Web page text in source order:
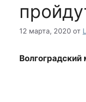
12 марта, 2020 от